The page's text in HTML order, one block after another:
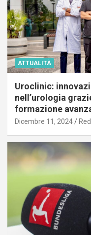
ATTUALITÀ
Uroclinic:
nell’urologia
formazione
Dicembre 11, 2024